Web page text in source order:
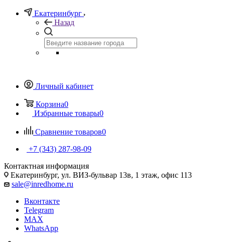
Екатеринбург
Назад
Личный кабинет
Корзина0
Избранные товары0
Сравнение товаров0
+7 (343) 287-98-09
Контактная информация
Екатеринбург, ул. ВИЗ-бульвар 13в, 1 этаж, офис 113
sale@inredhome.ru
Вконтакте
Telegram
MAX
WhatsApp